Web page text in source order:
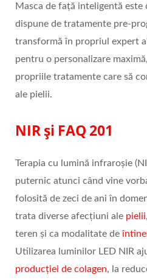
Masca de față inteligentă
dispune de tratamente pre-
transformă în propriul expert
pentru o personalizare
propriile tratamente care să
ale pielii.
NIR și FAQ 201
Terapia cu lumină infraroșie
puternic atunci când vine
folosită de zeci de ani în
trata diverse afecțiuni ale pielii
teren și ca modalitate de
Utilizarea luminilor LED NIR
producției de colagen, la